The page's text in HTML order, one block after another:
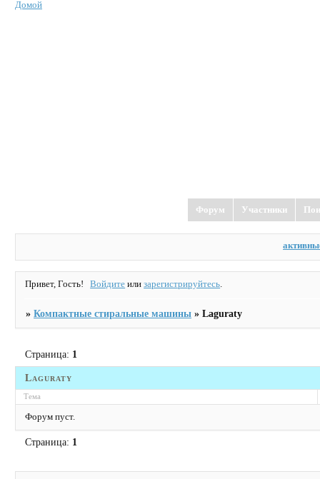
Домой
Форум Участники
Привет, Гость! Войдите илизарегистрируйтесь.
»Компактные стиральные машины »Laguraty
Laguraty
Страница: 1
Тема
Форум пуст.
Страница: 1